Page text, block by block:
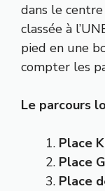
dans le
classée à
pied en une
compter les
Le parcours
Place
Place
Place